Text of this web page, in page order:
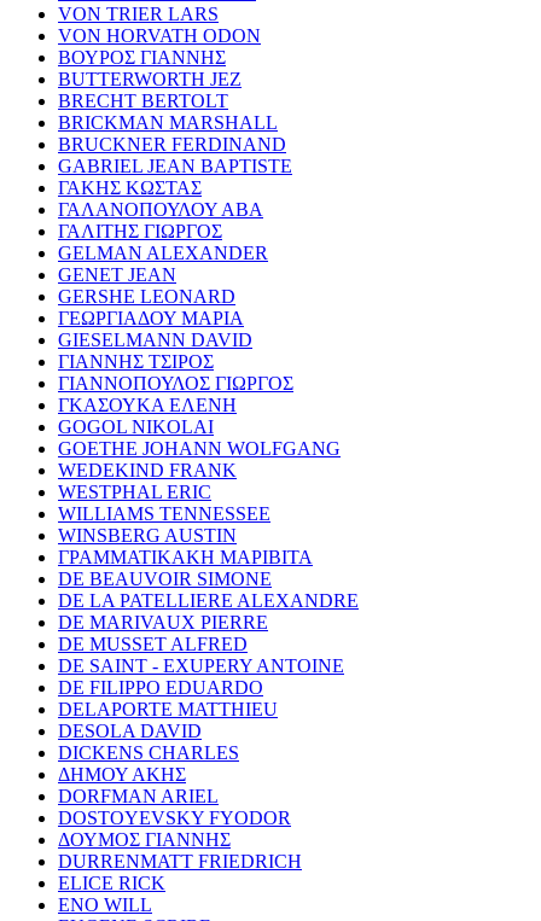
VON TRIER LARS
VON HORVATH ODON
ΒΟΥΡΟΣ ΓΙΑΝΝΗΣ
BUTTERWORTH JEZ
BRECHT BERTOLT
BRICKMAN MARSHALL
BRUCKNER FERDINAND
GABRIEL JEAN BAPTISTE
ΓΑΚΗΣ ΚΩΣΤΑΣ
ΓΑΛΑΝΟΠΟΥΛΟΥ ΑΒΑ
ΓΑΛΙΤΗΣ ΓΙΩΡΓΟΣ
GELMAN ALEXANDER
GENET JEAN
GERSHE LEONARD
ΓΕΩΡΓΙΑΔΟΥ ΜΑΡΙΑ
GIESELMANN DAVID
ΓΙΑΝΝΗΣ ΤΣΙΡΟΣ
ΓΙΑΝΝΟΠΟΥΛΟΣ ΓΙΩΡΓΟΣ
ΓΚΑΣΟΥΚΑ ΕΛΕΝΗ
GOGOL NIKOLAI
GOETHE JOHANN WOLFGANG
WEDEKIND FRANK
WESTPHAL ERIC
WILLIAMS TENNESSEE
WINSBERG AUSTIN
ΓΡΑΜΜΑΤΙΚΑΚΗ ΜΑΡΙΒΙΤΑ
DE BEAUVOIR SIMONE
DE LA PATELLIERE ALEXANDRE
DE MARIVAUX PIERRE
DE MUSSET ALFRED
DE SAINT - EXUPERY ANTOINE
DE FILIPPO EDUARDO
DELAPORTE MATTHIEU
DESOLA DAVID
DICKENS CHARLES
ΔΗΜΟΥ ΑΚΗΣ
DORFMAN ARIEL
DOSTOYEVSKY FYODOR
ΔΟΥΜΟΣ ΓΙΑΝΝΗΣ
DURRENMATT FRIEDRICH
ELICE RICK
ENO WILL